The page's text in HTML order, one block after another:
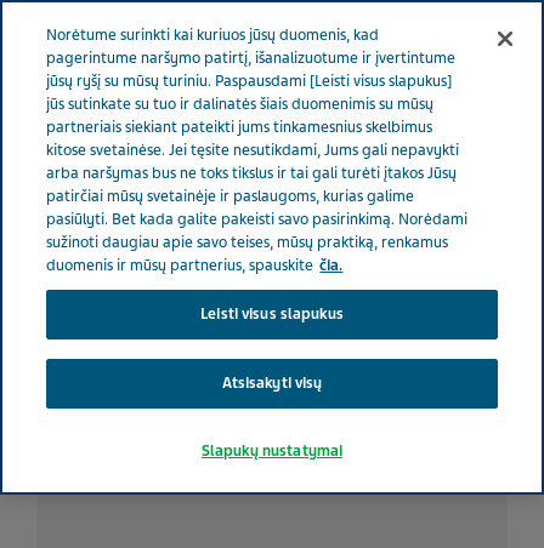
Lithuania Rūpinamės sveikata Visos istorijos
kartai, kai slėpiau savo migreną nuo kitų žmonių
Trys kartai, kai slėpiau savo
migreną nuo kitų žmonių
Norėtume surinkti kai kuriuos jūsų duomenis, kad
pagerintume naršymo patirtį, išanalizuotume ir įvertintume
jūsų ryšį su mūsų turiniu. Paspausdami [Leisti visus slapukus]
jūs sutinkate su tuo ir dalinatės šiais duomenimis su mūsų
partneriais siekiant pateikti jums tinkamesnius skelbimus
kitose svetainėse. Jei tęsite nesutikdami, Jums gali nepavykti
arba naršymas bus ne toks tikslus ir tai gali turėti įtakos Jūsų
patirčiai mūsų svetainėje ir paslaugoms, kurias galime
pasiūlyti. Bet kada galite pakeisti savo pasirinkimą. Norėdami
sužinoti daugiau apie savo teises, mūsų praktiką, renkamus
duomenis ir mūsų partnerius, spauskite čia.
Leisti visus slapukus
Atsisakyti visų
Slapukų nustatymai